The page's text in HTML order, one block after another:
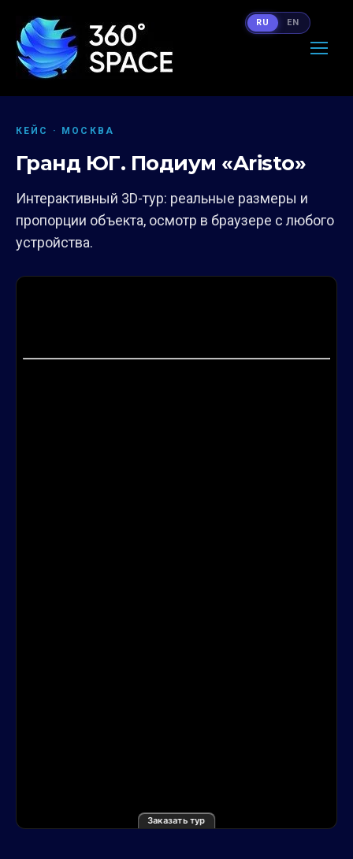
КЕЙС · МОСКВА
Гранд ЮГ. Подиум «Aristo»
Интерактивный 3D-тур: реальные размеры и
пропорции объекта, осмотр в браузере с любого
устройства.
Заказать тур
RU EN